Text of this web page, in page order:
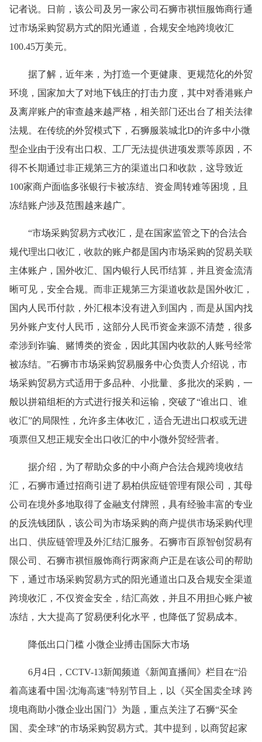
记者说。日前，该公司及另一家公司石狮市祺恒服饰商行通
过市场采购贸易方式的阳光通道，合规安全地跨境收汇
100.45万美元。
据了解，近年来，为打造一个更健康、更规范化的外贸
环境，国家加大了对地下钱庄的打击力度，其中对香港账户
及离岸账户的审查越来越严格，相关部门还出台了相关法律
法规。在传统的外贸模式下，石狮服装城北D的许多中小微
型企业由于没有出口权、工厂无法提供进项发票等原因，不
得不长期通过非正规第三方的渠道出口和收款，这导致近
100家商户面临多张银行卡被冻结、资金周转难等困境，且
冻结账户涉及范围越来越广。
“市场采购贸易方式收汇，是在国家监管之下的合法合
规代理出口收汇，收款的账户都是国内市场采购的贸易关联
主体账户，国外收汇、国内银行人民币结算，并且资金流清
晰可见，安全合规。而非正规第三方渠道收款是国外收汇，
国内人民币付款，外汇根本没有进入到国内，而是从国内找
另外账户支付人民币，这部分人民币资金来源不清楚，很多
牵涉到诈骗、赌博类的资金，因此其国内收款的人账号经常
被冻结。”石狮市市场采购贸易服务中心负责人介绍说，市
场采购贸易方式适用于多品种、小批量、多批次的采购，一
般以拼箱组柜的方式进行报关和运输，突破了“谁出口、谁
收汇”的局限性，允许多主体收汇，适合无进出口权或无进
项票但又想正规安全出口收汇的中小微外贸经营者。
据介绍，为了帮助众多的中小商户合法合规跨境收结
汇，石狮市通过招商引进了易柏供应链管理有限公司，其母
公司在境外多地取得了金融支付牌照，具有经验丰富的专业
的反洗钱团队，该公司为市场采购的商户提供市场采购代理
出口、供应链管理及外汇结汇服务。石狮市百原智创贸易有
限公司、石狮市祺恒服饰商行两家商户正是在该公司的帮助
下，通过市场采购贸易方式的阳光通道出口及合规安全渠道
跨境收汇，不仅资金安全，结汇高效，并且不用担心账户被
冻结，大大提高了贸易便利化水平，也降低了贸易成本。
降低出口门槛 小微企业搏击国际大市场
6月4日，CCTV-13新闻频道《新闻直播间》栏目在“沿
着高速看中国·沈海高速”特别节目上，以《买全国卖全球 跨
境电商助小微企业出国门》为题，重点关注了石狮“买全
国、卖全球”的市场采购贸易方式。其中提到，以商贸起家